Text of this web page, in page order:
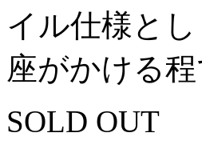
イル仕様と
座がかける
SOLD OUT